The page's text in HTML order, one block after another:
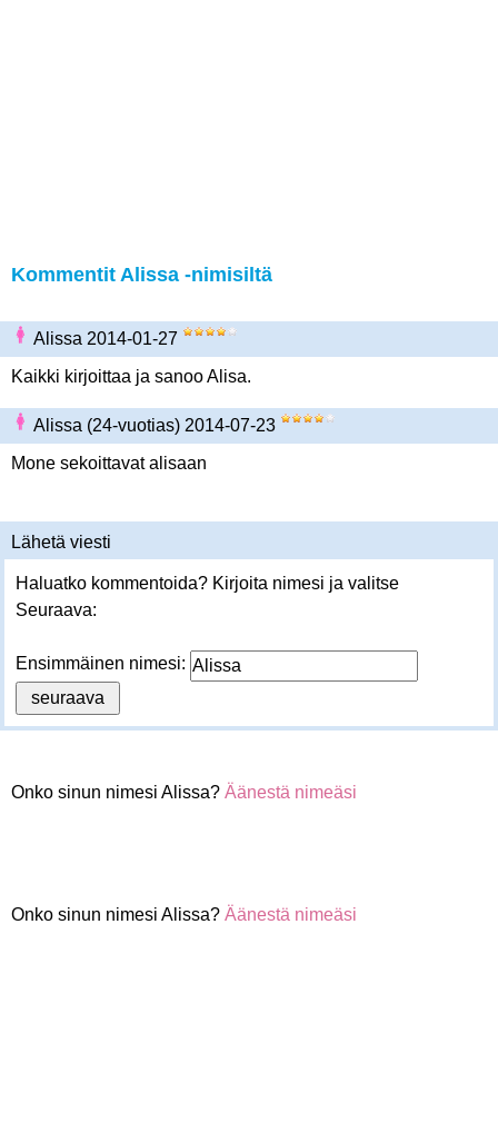
Kommentit Alissa -nimisiltä
Alissa 2014-01-27
Kaikki kirjoittaa ja sanoo Alisa.
Alissa (24-vuotias) 2014-07-23
Mone sekoittavat alisaan
Lähetä viesti
Haluatko kommentoida? Kirjoita nimesi ja valitse
Seuraava:
Ensimmäinen nimesi:
Onko sinun nimesi Alissa? Äänestä nimeäsi
Onko sinun nimesi Alissa? Äänestä nimeäsi